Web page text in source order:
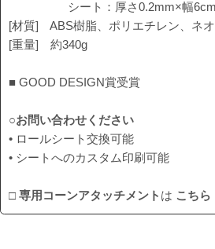
シート：厚さ0.2mm×幅
[材質] ABS樹脂、ポリエチレン、ネ
[重量] 約340g
■ GOOD DESIGN賞受賞
○お問い合わせください
• ロールシート交換可能
• シートへのカスタム印刷可能
□専用コーンアタッチメント は こちら